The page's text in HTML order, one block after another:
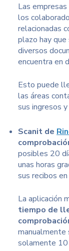
Las
los
relacionadas
plazo hay
diversos
encuentra en
Esto puede
las áreas
sus ingresos
Scanit de
posibles 20
unas horas
sus recibos
La aplicación
tiempo de
manualmente
solamente 10